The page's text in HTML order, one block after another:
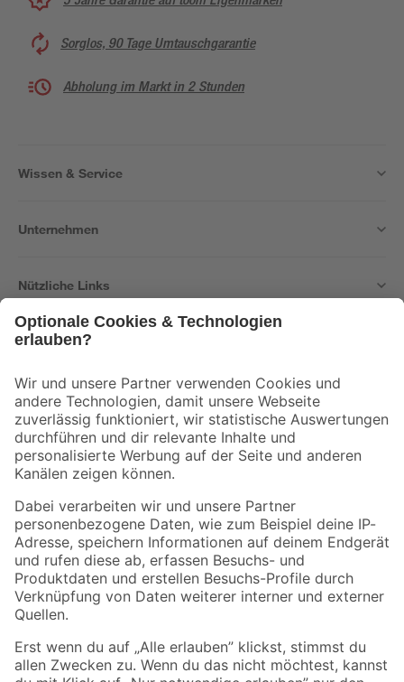
Sorglos, 90 Tage Umtauschgarantie
Abholung im Markt in 2 Stunden
Wissen & Service
Unternehmen
Nützliche Links
Der toom Newsletter: Keine Angebote und Aktionen mehr verpassen!
Zur Newsletter Anmeldung
Folge uns
Zahlungsarten Versandarten
Sicher einkaufen